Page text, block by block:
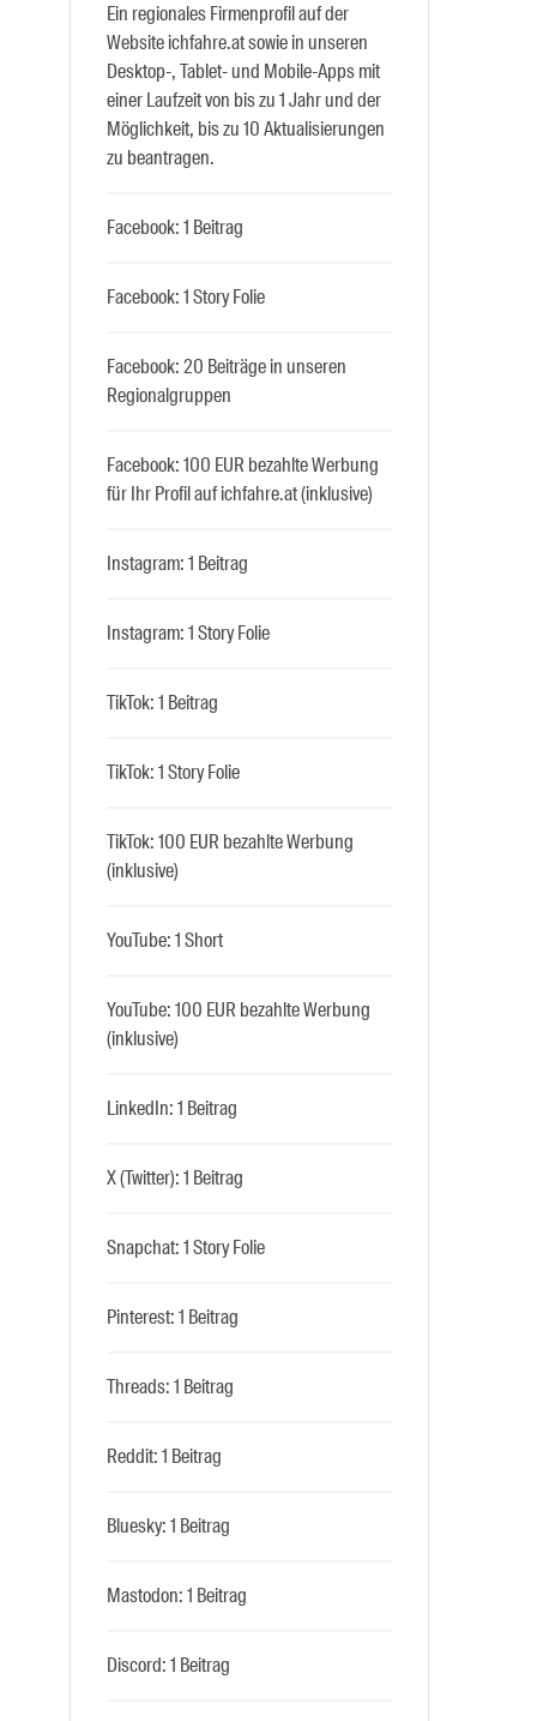
Ein regionales Firmenprofil auf der
Website ichfahre.at sowie in unseren
Desktop-, Tablet- und Mobile-Apps mit
einer Laufzeit von bis zu 1 Jahr und der
Möglichkeit, bis zu 10 Aktualisierungen
zu beantragen.
Facebook: 1 Beitrag
Facebook: 1 Story Folie
Facebook: 20 Beiträge in unseren
Regionalgruppen
Facebook: 100 EUR bezahlte Werbung
für Ihr Profil auf ichfahre.at (inklusive)
Instagram: 1 Beitrag
Instagram: 1 Story Folie
TikTok: 1 Beitrag
TikTok: 1 Story Folie
TikTok: 100 EUR bezahlte Werbung
(inklusive)
YouTube: 1 Short
YouTube: 100 EUR bezahlte Werbung
(inklusive)
LinkedIn: 1 Beitrag
X (Twitter): 1 Beitrag
Snapchat: 1 Story Folie
Pinterest: 1 Beitrag
Threads: 1 Beitrag
Reddit: 1 Beitrag
Bluesky: 1 Beitrag
Mastodon: 1 Beitrag
Discord: 1 Beitrag